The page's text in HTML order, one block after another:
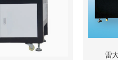
雷